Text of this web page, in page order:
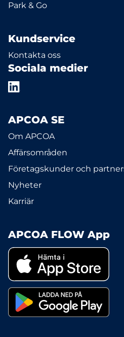
Park & Go
Kundservice
Kontakta oss
Sociala medier
APCOA SE
Om APCOA
Affärsområden
Företagskunder och
Nyheter
Karriär
APCOA FLOW App